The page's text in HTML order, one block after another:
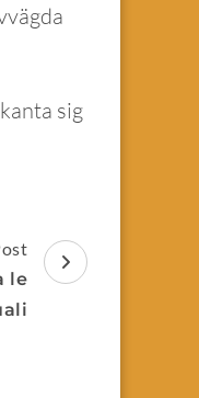
sig
le